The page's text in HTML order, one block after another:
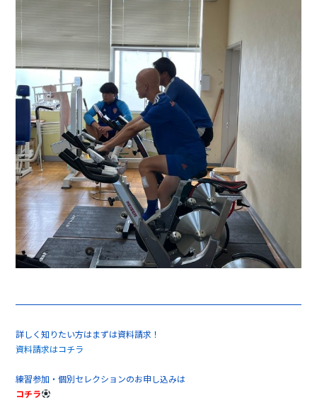
詳しく知りたい方はまずは資料請求！
資料請求はコチラ
練習参加・個別セレクションのお申し込みは
コチラ